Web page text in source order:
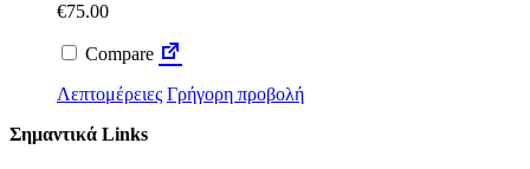
€75.00
Compare
Λεπτομέρειες Γρήγορη προβολή
Σημαντικά Links